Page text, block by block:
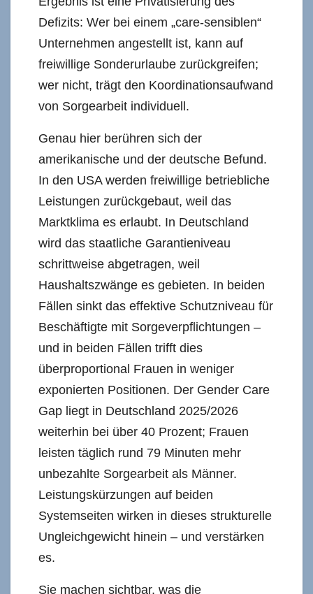
Defizits: Wer bei einem „care-sensiblen“
Unternehmen angestellt ist, kann auf
freiwillige Sonderurlaube zurückgreifen;
wer nicht, trägt den Koordinationsaufwand
von Sorgearbeit individuell.
Genau hier berühren sich der
amerikanische und der deutsche Befund.
In den USA werden freiwillige betriebliche
Leistungen zurückgebaut, weil das
Marktklima es erlaubt. In Deutschland
wird das staatliche Garantieniveau
schrittweise abgetragen, weil
Haushaltszwänge es gebieten. In beiden
Fällen sinkt das effektive Schutzniveau für
Beschäftigte mit Sorgeverpflichtungen –
und in beiden Fällen trifft dies
überproportional Frauen in weniger
exponierten Positionen. Der Gender Care
Gap liegt in Deutschland 2025/2026
weiterhin bei über 40 Prozent; Frauen
leisten täglich rund 79 Minuten mehr
unbezahlte Sorgearbeit als Männer.
Leistungskürzungen auf beiden
Systemseiten wirken in dieses strukturelle
Ungleichgewicht hinein – und verstärken
es.
Sie machen sichtbar, was die